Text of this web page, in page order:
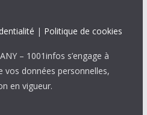
| Politique de cookies
– 1001infos s’engage à
données personnelles,
en vigueur.